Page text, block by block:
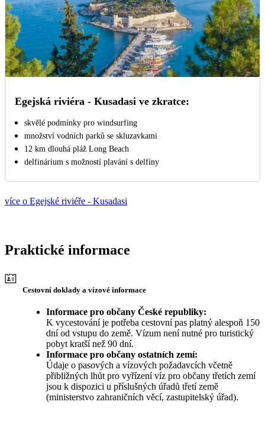
Egejská riviéra - Kusadasi ve zkratce:
skvělé podmínky pro windsurfing
množství vodních parků se skluzavkami
12 km dlouhá pláž Long Beach
delfinárium s možností plavání s delfíny
více o Egejské riviéře - Kusadasi
Praktické informace
Cestovní doklady a vízové informace
Informace pro občany České republiky:
K vycestování je potřeba cestovní pas platný alespoň 150
dní od vstupu do země. Vízum není nutné pro turistický
pobyt kratší než 90 dní.
Informace pro občany ostatních zemí:
Údaje o pasových a vízových požadavcích včetně
přibližných lhůt pro vyřízení víz pro občany třetích zemí
jsou k dispozici u příslušných úřadů třetí země
(ministerstvo zahraničních věcí, zastupitelský úřad).